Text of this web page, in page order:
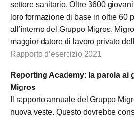
settore sanitario. Oltre 3600
loro formazione di base in oltre 60
all’interno del Gruppo Migros.
maggior datore di lavoro privato
Rapporto d’esercizio 2021
Reporting Academy: la parola ai
Migros
Il rapporto annuale del Gruppo
nuova veste. Questo dovrebbe